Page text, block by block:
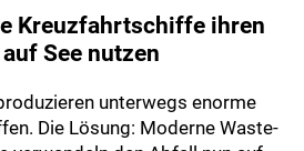
Kreuzfahrtschiffe ihren
See nutzen
unterwegs enorme
Die Lösung: Moderne Waste-